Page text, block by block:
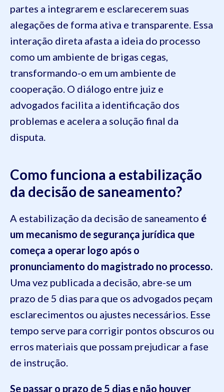
partes a integrarem e esclarecerem suas
alegações de forma ativa e transparente. Essa
interação direta afasta a ideia do processo
como um ambiente de brigas cegas,
transformando-o em um ambiente de
cooperação. O diálogo entre juiz e
advogados facilita a identificação dos
problemas e acelera a solução final da
disputa.
Como funciona a estabilização
da decisão de saneamento?
A estabilização da decisão de saneamento é
um mecanismo de segurança jurídica que
começa a operar logo após o
pronunciamento do magistrado no processo.
Uma vez publicada a decisão, abre-se um
prazo de 5 dias para que os advogados peçam
esclarecimentos ou ajustes necessários. Esse
tempo serve para corrigir pontos obscuros ou
erros materiais que possam prejudicar a fase
de instrução.
Se passar o prazo de 5 dias e não houver